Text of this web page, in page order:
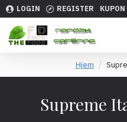
LOGIN REGISTER KUPON
Hjem
Supreme